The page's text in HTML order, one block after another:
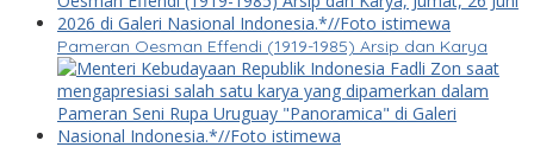
Pameran Oesman Effendi (1919-1985) Arsip dan Karya